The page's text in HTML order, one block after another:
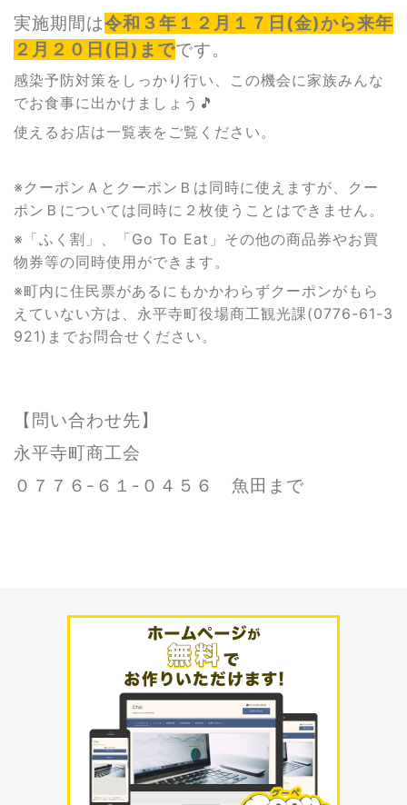
実施期間は令和３年１２月１７日(金)から来年
２月２０日(日)までです。
感染予防対策をしっかり行い、この機会に家族みんな
でお食事に出かけましょう🎵
使えるお店は一覧表をご覧ください。
※クーポンＡとクーポンＢは同時に使えますが、クー
ポンＢについては同時に２枚使うことはできません。
※「ふく割」、「Go To Eat」その他の商品券やお買
物券等の同時使用ができます。
※町内に住民票があるにもかかわらずクーポンがもら
えていない方は、永平寺町役場商工観光課(0776-61-3
921)までお問合せください。
【問い合わせ先】
永平寺町商工会
０７７６-６１-０４５６ 魚田まで